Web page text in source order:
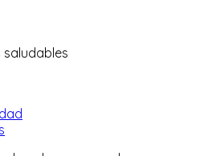
saludables